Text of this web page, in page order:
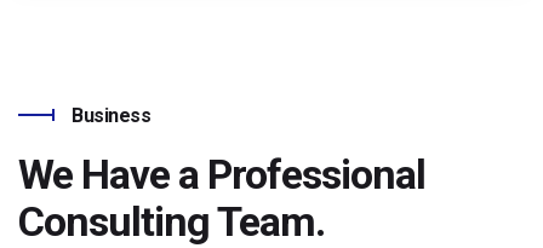
Business
We Have a Professional
Consulting Team.